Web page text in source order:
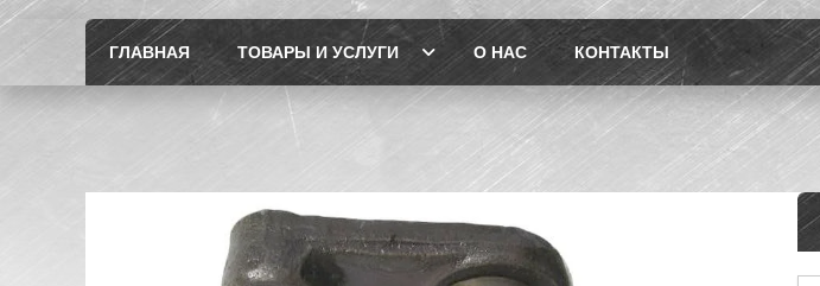
ГЛАВНАЯ ТОВАРЫ И УСЛУГИ О НАС КОНТАКТЫ